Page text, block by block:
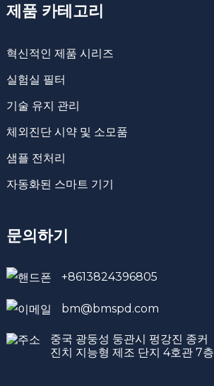
제품 카테고리
혁신적인 제품 시리즈
실험실 필터
기술 유지 관리
체외진단 시약 및 소모품
샘플 전처리
자동화된 스마트 기기
문의하기
+8613824396805
bm@bmspd.com
중국 광둥성 둥관시 펑강진 종커
진치 지능형 제조 단지 4호관 7층